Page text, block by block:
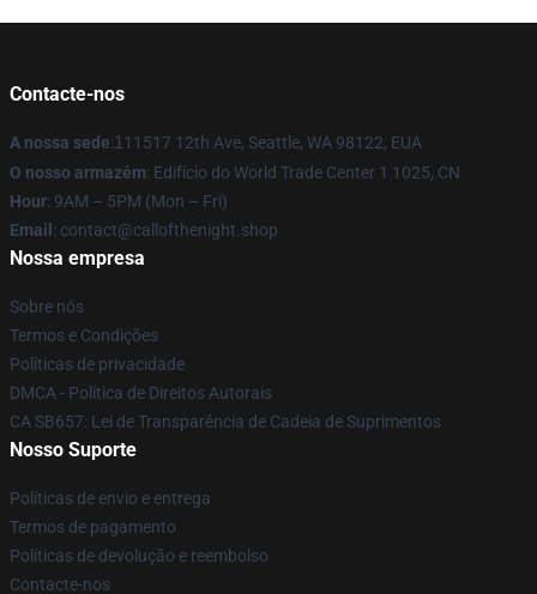
Contacte-nos
A nossa sede:1 11517 12th Ave, Seattle, WA 98122, EUA
O nosso armazém: Edifício do World Trade Center 1 1025, CN
Hour: 9AM – 5PM (Mon – Fri)
Email : contact@callofthenight.shop
Nossa empresa
Sobre nós
Termos e Condições
Políticas de privacidade
DMCA - Política de Direitos Autorais
CA SB657: Lei de Transparência de Cadeia de Suprimentos
Nosso Suporte
Políticas de envio e entrega
Termos de pagamento
Políticas de devolução e reembolso
Contacte-nos